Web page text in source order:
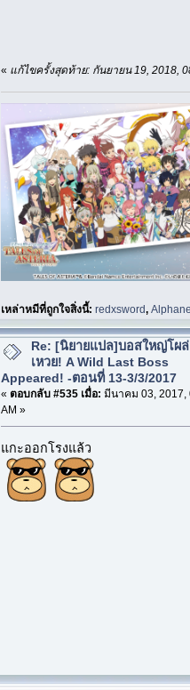
« แก้ไขครั้งสุดท้าย: กันยายน 19, 2018,
เหล่าหมีที่ถูกใจสิ่งนี้:redxsword,
Re: [นิยายแปล]บอสใหญ่โผ
เหวย! A Wild Last Boss
Appeared! -ตอนที่ 13-3/3/2017
« ตอบกลับ #535 เมื่อ: มีนาคม 03, 2017,
AM »
แกะออกโรงแล้ว